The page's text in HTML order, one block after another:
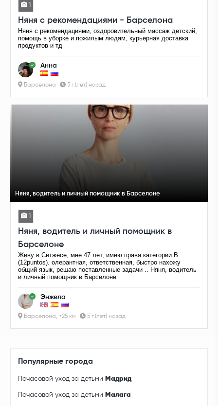
1
Няня с рекомендациями - Барселона
Няня с рекомендациями, оздоровительный массаж детский,
помощь в уборке и пожилым людям, курьерная доставка
продуктов и тд
Анна
Барселона 5 г.(лет) назад
Няня, водитель и личный помощник в Барселоне
1
Няня, водитель и личный помощник в
Барселоне
Живу в Ситжесе, мне 47 лет, имею права категории B
(12puntos). олерантная, ответственная, быстро нахожу
общий язык, решаю поставленные задачи .. Няня, водитель
и личный помощник в Барселоне
Энжела
Барселона, +25 км 5 г.(лет) назад
Популярные города
Почасовой уход за детьми Мадрид
Почасовой уход за детьми Малага